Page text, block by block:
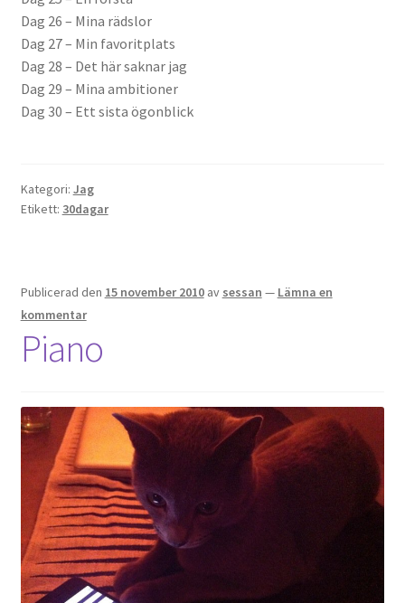
Dag 26 – Mina rädslor
Dag 27 – Min favoritplats
Dag 28 – Det här saknar jag
Dag 29 – Mina ambitioner
Dag 30 – Ett sista ögonblick
Kategori: Jag
Etikett: 30dagar
Publicerad den 15 november 2010 av sessan — Lämna en
kommentar
Piano